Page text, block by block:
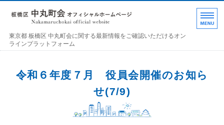
東京都 板橋区 中丸町
東京都 板橋区 中丸町会に関する最新情報をご確認いただけるオン
ラインプラットフォーム
令和６年度７月 役員会開催のお知ら
せ(7/9)